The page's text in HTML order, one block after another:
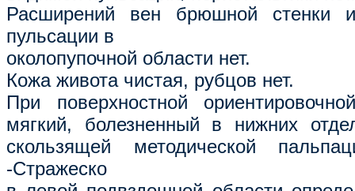
Расширений вен брюшной стенки
пульсации в
околопупочной области нет.
Кожа живота чистая, рубцов нет.
При поверхностной
мягкий, болезненный в нижних
скользящей методической
-Стражеско